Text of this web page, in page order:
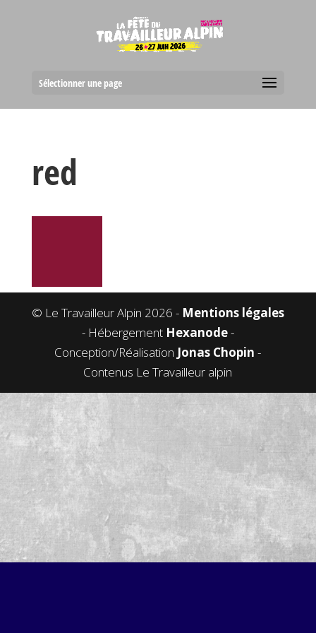
Sélectionner une page
red
© Le Travailleur Alpin 2026 - Mentions légales
- Hébergement Hexanode-
Conception/Réalisation Jonas Chopin -
Contenus Le Travailleur alpin